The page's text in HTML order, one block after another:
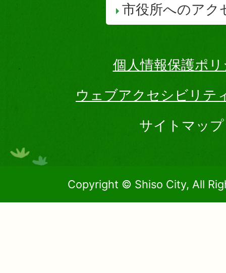
市役所へのアク
個人情報保護ポ
ウェブアクセシビリテ
サイトマップ
Copyright © Shiso City, All